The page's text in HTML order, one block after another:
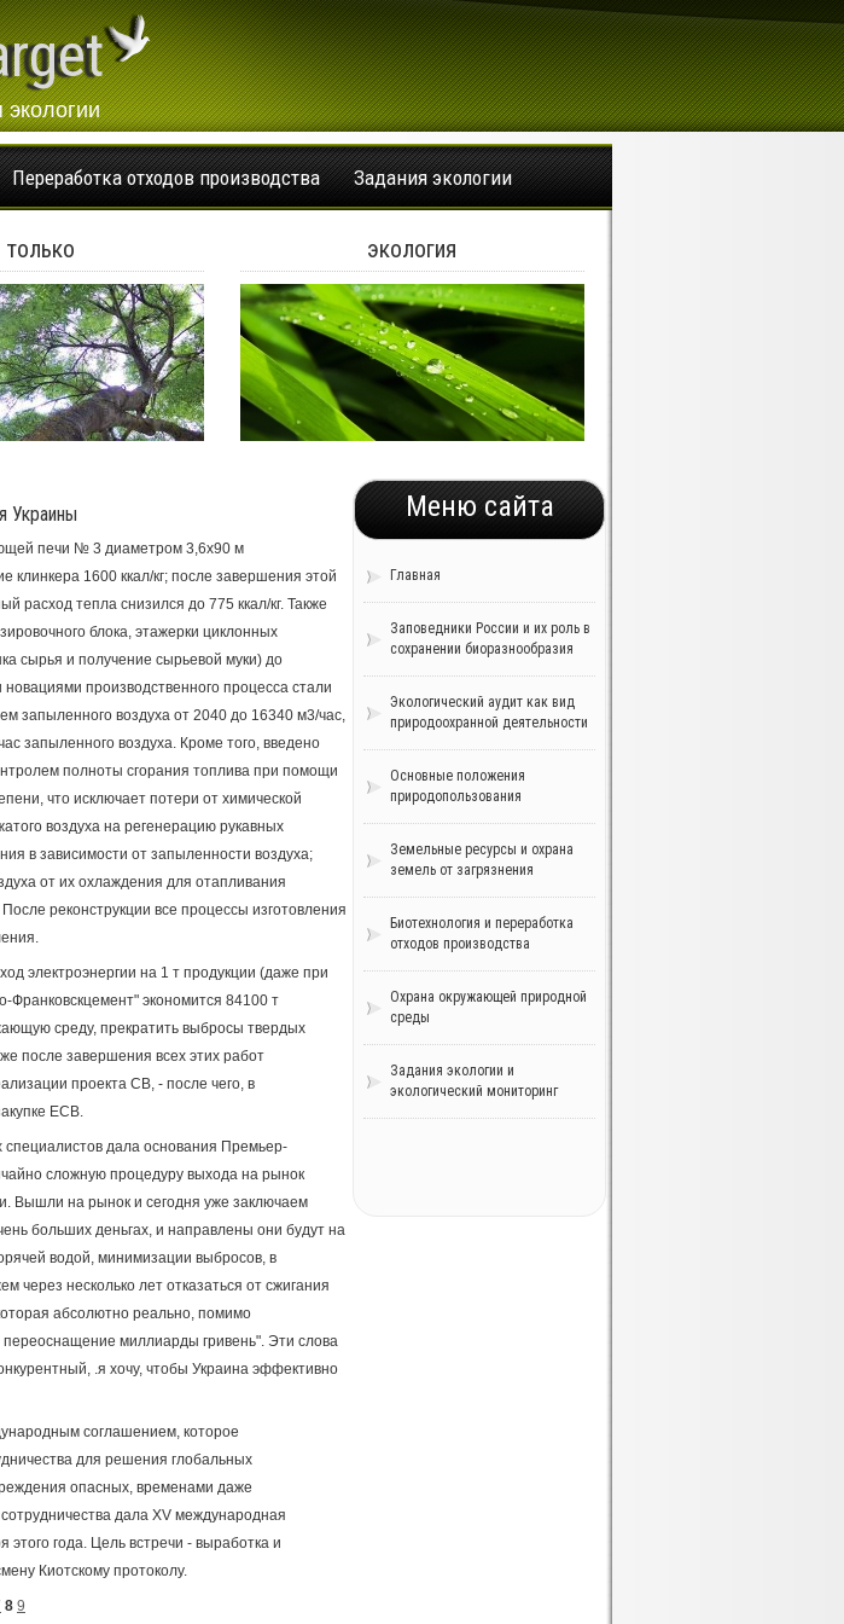
Переработка отходов производства Задания экологии
только экология
Меню сайта
Главная
Заповедники России и их роль в
сохранении биоразнообразия
Экологический аудит как вид
природоохранной деятельности
Основные положения
природопользования
Земельные ресурсы и охрана
земель от загрязнения
Биотехнология и переработка
отходов производства
Охрана окружающей природной
среды
Задания экологии и
экологический мониторинг
Украины
печи № 3 диаметром 3,6x90 м
клинкера 1600 ккал/кг; после завершения этой
расход тепла снизился до 775 ккал/кг. Также
блока, этажерки циклонных
сырья и получение сырьевой муки) до
производственного процесса стали
запыленного воздуха от 2040 до 16340 м3/час,
запыленного воздуха. Кроме того, введено
полноты сгорания топлива при помощи
что исключает потери от химической
воздуха на регенерацию рукавных
в зависимости от запыленности воздуха;
от их охлаждения для отапливания
реконструкции все процессы изготовления
электроэнергии на 1 т продукции (даже при
экономится 84100 т
среду, прекратить выбросы твердых
после завершения всех этих работ
проекта СВ, - после чего, в
ЕСВ.
специалистов дала основания Премьер-
сложную процедуру выхода на рынок
Вышли на рынок и сегодня уже заключаем
больших деньгах, и направлены они будут на
водой, минимизации выбросов, в
через несколько лет отказаться от сжигания
абсолютно реально, помимо
миллиарды гривень". Эти слова
.я хочу, чтобы Украина эффективно
соглашением, которое
для решения глобальных
опасных, временами даже
дала XV международная
года. Цель встречи - выработка и
Киотскому протоколу.
8 9